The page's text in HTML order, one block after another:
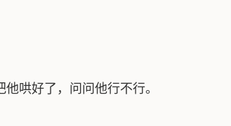
哄好了，问问他行不行。